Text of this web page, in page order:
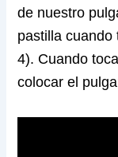
de nuestro
pastilla cuando
4). Cuando
colocar el